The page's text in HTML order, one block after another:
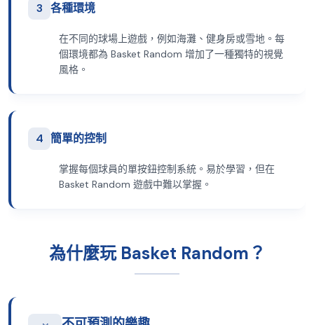
3 各種環境
在不同的球場上遊戲，例如海灘、健身房或雪地。每
個環境都為 Basket Random 增加了一種獨特的視覺
風格。
4 簡單的控制
掌握每個球員的單按鈕控制系統。易於學習，但在
Basket Random 遊戲中難以掌握。
為什麼玩 Basket Random？